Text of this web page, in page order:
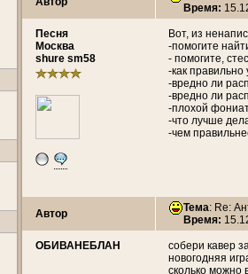
Время:
Песня
Москва
shure sm58
Вот, из
-помогите
- помогите,
-как правильно
-вредно ли
-вредно ли
-плохой
-что лучше
-чем
Автор Тема: Re:
Время:
ОБИВАНЕБЛАН
собери кавер
новогодняя
сколько можно